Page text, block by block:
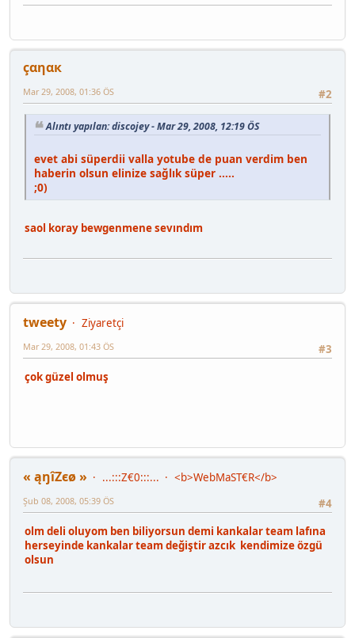
çαηαк
#2
Mar 29, 2008, 01:36 ÖS
Alıntı yapılan: discojey - Mar 29, 2008, 12:19 ÖS
evet abi süperdii valla yotube de puan verdim ben
haberin olsun elinize sağlık süper .....
;0)
saol koray bewgenmene sevındım
tweety
Ziyaretçi
#3
Mar 29, 2008, 01:43 ÖS
çok güzel olmuş
« ąŋîZєø » ...:::Z€0:::...
<b>WebMaST€R</b>
#4
Şub 08, 2008, 05:39 ÖS
olm deli oluyom ben biliyorsun demi kankalar team lafına
herseyinde kankalar team değiştir azcık kendimize özgü
olsun